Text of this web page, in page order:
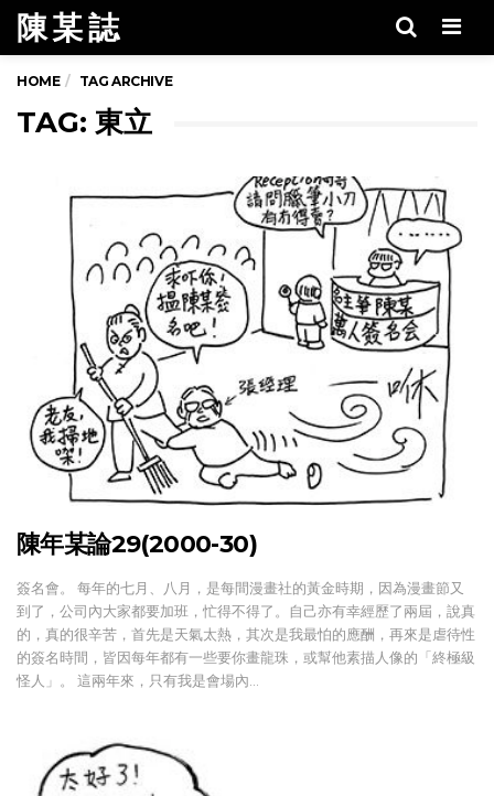
陳 某 誌
HOME TAG ARCHIVE
TAG: 東立
陳年某論29(2000-30)
簽名會。 每年的七月、八月，是每間漫畫社的黃金時期，因為漫畫節又
到了，公司內大家都要加班，忙得不得了。自己亦有幸經歷了兩屆，說真
的，真的很辛苦，首先是天氣太熱，其次是我最怕的應酬，再來是虐待性
的簽名時間，皆因每年都有一些要你畫龍珠，或幫他素描人像的「終極級
怪人」。 這兩年來，只有我是會場內…